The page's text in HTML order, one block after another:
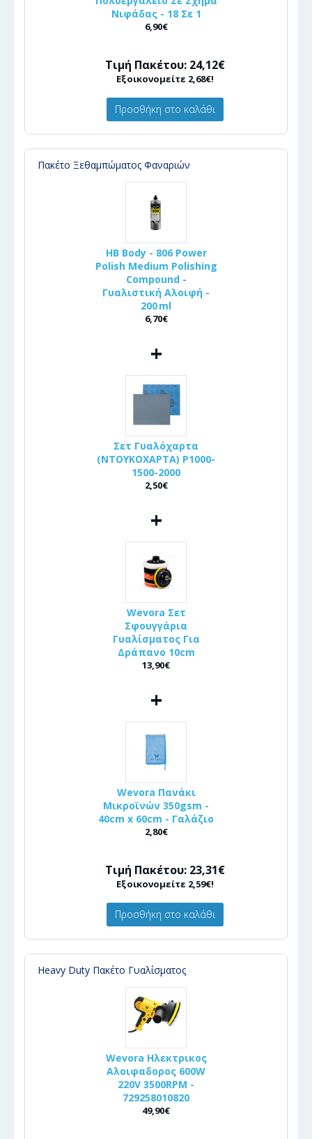
Νιφάδας - 18 Σε 1
6,90€
Τιμή Πακέτου: 24,12€
Εξοικονομείτε 2,68€!
Προσθήκη στο καλάθι
Πακέτο Ξεθαμπώματος Φαναριών
HB Body - 806 Power
Polish Medium Polishing
Compound -
Γυαλιστική Αλοιφή -
200 ml
6,70€
+
Σετ Γυαλόχαρτα
(ΝΤΟΥΚΟΧΑΡΤΑ) P1000-
1500-2000
2,50€
+
Wevora Σετ
Σφουγγάρια
Γυαλίσματος Για
Δράπανο 10cm
13,90€
+
Wevora Πανάκι
Μικροϊνών 350gsm -
40cm x 60cm - Γαλάζιο
2,80€
Τιμή Πακέτου: 23,31€
Εξοικονομείτε 2,59€!
Προσθήκη στο καλάθι
Heavy Duty Πακέτο Γυαλίσματος
Wevora Ηλεκτρικος
Αλοιφαδορος 600W
220V 3500RPM -
729258010820
49,90€